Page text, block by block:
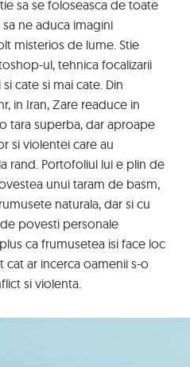
sa se foloseasca de toate
ne aduca imagini
misterios de lume. Stie
ul, tehnica focalizarii
cate si mai cate. Din
in Iran, Zare readuce in
tara superba, dar aproape
si violentei care au
rand. Portofoliul lui e plin de
unui taram de basm,
naturala, dar si cu
povesti personale
ca frumusetea isi face loc
ar incerca oamenii s-o
si violenta.